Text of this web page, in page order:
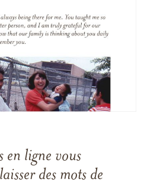
en ligne vous
des mots de